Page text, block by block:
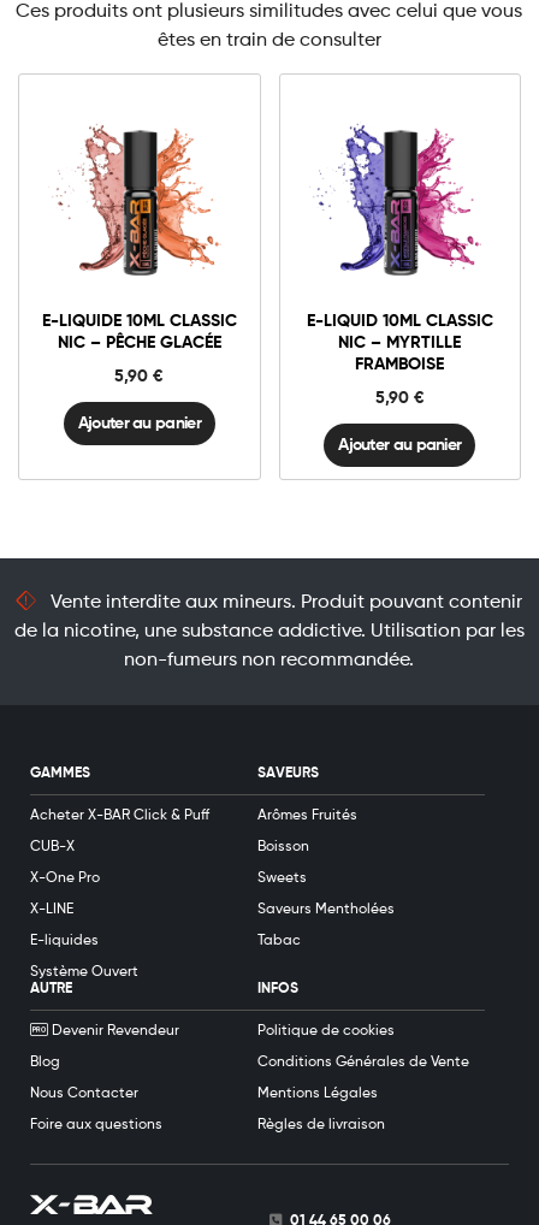
Ces produits ont plusieurs similitudes avec celui que vous
êtes en train de consulter
E-LIQUIDE 10ML CLASSIC
NIC – PÊCHE GLACÉE
5,90€
3mg Classic
6mg Classic
10ml
Classic
Nic
Pêche
Ajouter au panier
Ajouter au panier
E-LIQUID 10ML CLASSIC
NIC – MYRTILLE
FRAMBOISE
5,90 €
3mg Classic
6mg Classic
10ml
Classic
Nic
-
Framboise
Ajouter au panier
Ajouter au panier
Vente interdite aux mineurs. Produit pouvant contenir
de la nicotine, une substance addictive. Utilisation par les
non-fumeurs non recommandée.
01 44 65 00 06
GAMMES
Acheter X-BAR Click & Puff
CUB-X
X-One Pro
X-LINE
E-liquides
Système Ouvert
SAVEURS
Arômes Fruités
Boisson
Sweets
Saveurs Mentholées
Tabac
AUTRE
Devenir Revendeur
Blog
Nous Contacter
Foire aux questions
INFOS
Politique de cookies
Conditions Générales de Vente
Mentions Légales
Règles de livraison